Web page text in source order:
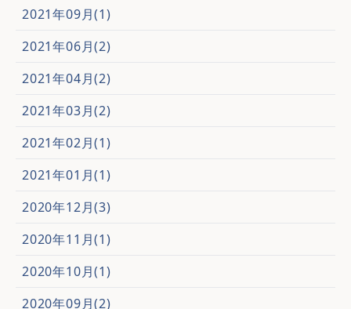
2021年09月(1)
2021年06月(2)
2021年04月(2)
2021年03月(2)
2021年02月(1)
2021年01月(1)
2020年12月(3)
2020年11月(1)
2020年10月(1)
2020年09月(2)